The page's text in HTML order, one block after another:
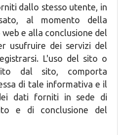
dallo stesso utente, in
al momento della
e alla conclusione del
usufruire dei servizi del
L'uso del sito o
dal sito, comporta
di tale informativa e il
dati forniti in sede di
e di conclusione del